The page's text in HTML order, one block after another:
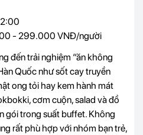
- 299.000 VNĐ/người
đến trải nghiệm “ăn không
Quốc như sốt cay truyền
ong tỏi hay kem hành mát
cơm cuộn, salad và đồ
gói trong suất buffet. Không
rất phù hợp với nhóm bạn trẻ,